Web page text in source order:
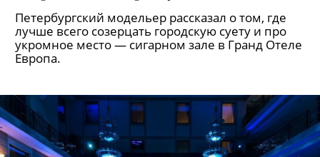
Петербургский модельер рассказал о том, где
лучше всего созерцать городскую суету и про
укромное место — сигарном зале в Гранд Отеле
Европа.